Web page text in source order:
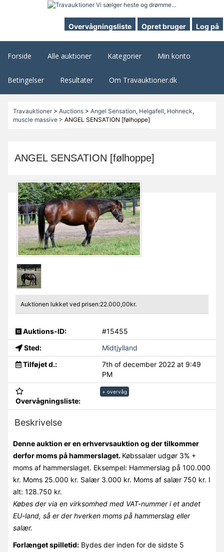
Overvågningsliste Opret bruger Log på
Forside Alle auktioner Kategorier Min konto
Betingelser Resultater Om Travauktioner.dk
Travauktioner> Auctions> Angel Sensation, Helgafell, Hohneck,
muscle massive> ANGEL SENSATION [følhoppe]
ANGEL SENSATION [følhoppe]
Auktionen lukket ved prisen:22.000,00kr.
Auktions-ID:
#15455
Sted:
Midtjylland
Tilføjet d.:
7th of december 2022 at 9:49
PM
Overvågningsliste:
+ overvåg
Beskrivelse
Denne auktion er en erhvervsauktion og der tilkommer
derfor moms på hammerslaget. Købssalær udgør 3% +
moms af hammerslaget. Eksempel: Hammerslag på 100.000
kr. Moms 25.000 kr. Salær 3.000 kr. Moms af salær 750 kr. I
alt: 128.750 kr.
Købes der via en virksomhed med VAT-nummer i et andet
EU-land, så er der hverken moms på hammerslag eller
salær.
Forlænget spilletid:Bydes der inden for de sidste 5